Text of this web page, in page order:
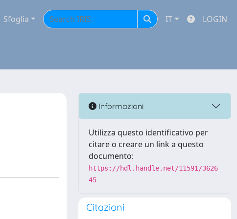
Sfoglia IT LOGIN
Informazioni
Utilizza questo identificativo per
citare o creare un link a questo
documento:
https://hdl.handle.net/11591/3626
45
Citazioni